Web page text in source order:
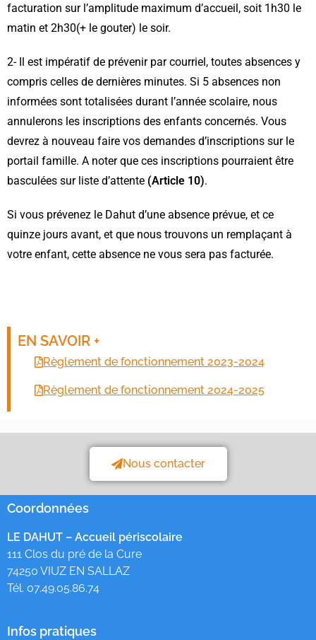
facturation sur l’amplitude maximum d’accueil, soit 1h30 le
matin et 2h30(+ le gouter) le soir.
2- Il est impératif de prévenir par courriel, toutes absences y
compris celles de dernières minutes. Si 5 absences non
informées sont totalisées durant l’année scolaire, nous
annulerons les inscriptions des enfants concernés. Vous
devrez à nouveau faire vos demandes d’inscriptions sur le
portail famille. A noter que ces inscriptions pourraient être
basculées sur liste d’attente (Article 10).
Si vous prévenez le Dahut d’une absence prévue, et ce
quinze jours avant, et que nous trouvons un remplaçant à
votre enfant, cette absence ne vous sera pas facturée.
EN SAVOIR +
Règlement de fonctionnement 2023-2024
Règlement de fonctionnement 2024-2025
Nous contacter
Coordonnées
LE DAHUT – Accueil périscolaire
111 Clos du pré de la Cure
74250 VIUZ EN SALLAZ
Tél. 07.49.05.86.74
Infos pratiques